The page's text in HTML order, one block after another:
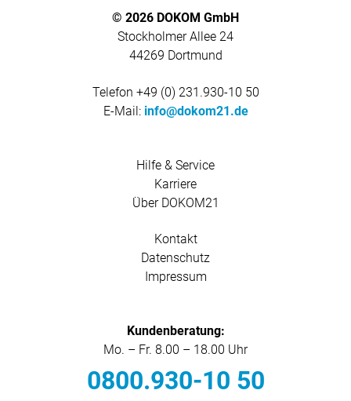
© 2026 DOKOM GmbH
Stockholmer Allee 24
44269 Dortmund
Telefon +49 (0) 231.930-10 50
E-Mail: info@dokom21.de
Hilfe & Service
Karriere
Über DOKOM21
Kontakt
Datenschutz
Impressum
Kundenberatung:
Mo. – Fr. 8.00 – 18.00 Uhr
0800.930-10 50